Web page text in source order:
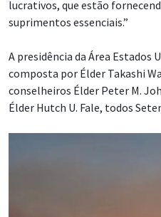
lucrativos, que estão
suprimentos essenciais.”
A presidência da Área Estados
composta por Élder Takashi
conselheiros Élder Peter M.
Élder Hutch U. Fale, todos